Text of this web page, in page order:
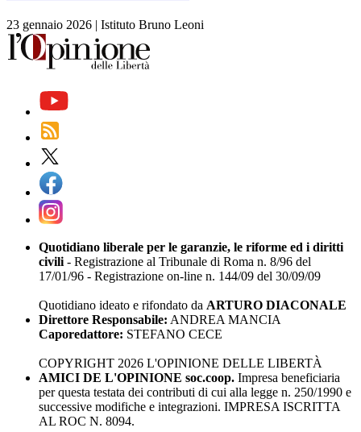
23 gennaio 2026 | Istituto Bruno Leoni
Quotidiano liberale per le garanzie, le riforme ed i diritti
civili - Registrazione al Tribunale di Roma n. 8/96 del
17/01/96 - Registrazione on-line n. 144/09 del 30/09/09
Quotidiano ideato e rifondato da ARTURO DIACONALE
Direttore Responsabile: ANDREA MANCIA
Caporedattore: STEFANO CECE
COPYRIGHT 2026 L'OPINIONE DELLE LIBERTÀ
AMICI DE L'OPINIONE soc.coop. Impresa beneficiaria
per questa testata dei contributi di cui alla legge n. 250/1990 e
successive modifiche e integrazioni. IMPRESA ISCRITTA
AL ROC N. 8094.